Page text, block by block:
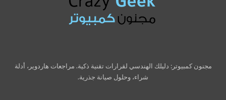
مجنون كمبيوتر: دليلك الهندسي لقرارات تقنية ذكية. مراجعات هاردوير، أدلة
شراء، وحلول صيانة جذرية.